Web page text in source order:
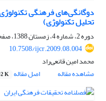
دوگانگی‌های فرهنگی
تحلیل تکنولوژی)
دوره 2، شماره 4، زمستان 1388، صفحه
10.7508/ijcr.2009.08.004
محمد امین قانعی‌راد
مشاهده مقاله
اصل مقاله K